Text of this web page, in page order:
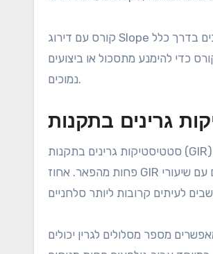
קורס עם דירוג Slope של 130 נחשב בדרך כלל לקשה במידה מתונה, בעוד שקורסים עם דירוגים מעל 140 נחשבים בדרך כלל
כדי להימנע מתסכול או ביצועים
נמוכים.
גרינים בתקנות
סטטיסטיקות גרינים בתקנות (GIR) מצביעות על כמה פעמים שחקנים מגיעים לגרין במספר המכות המותר, שהוא בדרך כלל שתי מכות
פחות מהפאר. אחוז GIR גבוה יותר מציע שקורס מציע גרינים נגישים, מה שמקל על שחקנים להשיג ניקוד טוב. קורסים עם שיעורי GIR
מספר מסלולים לגרין יכולים